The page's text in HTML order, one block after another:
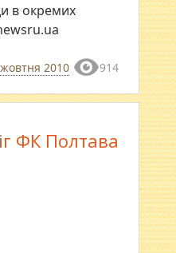
в окремих
2010 914
ФК Полтава